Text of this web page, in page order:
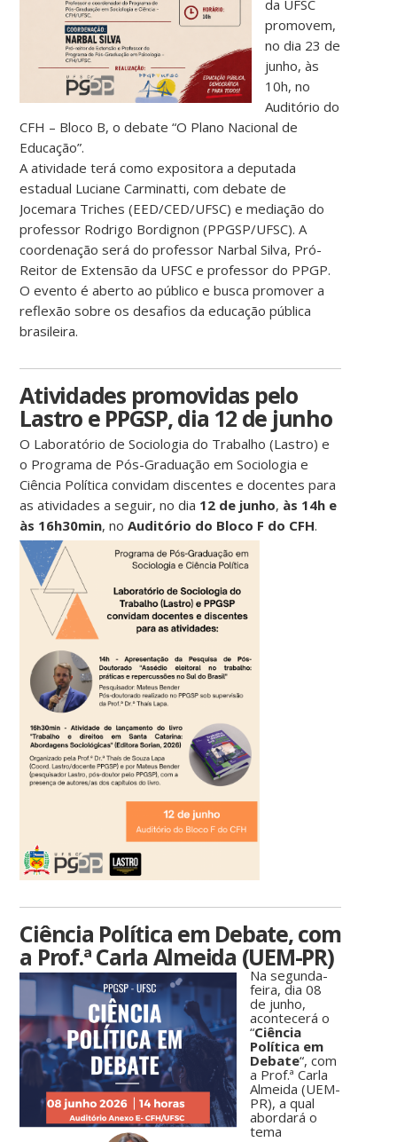
da UFSC
promovem,
no dia 23 de
junho, às
10h, no
Auditório do
CFH – Bloco B, o debate “O Plano Nacional de
Educação”.
A atividade terá como expositora a deputada
estadual Luciane Carminatti, com debate de
Jocemara Triches (EED/CED/UFSC) e mediação do
professor Rodrigo Bordignon (PPGSP/UFSC). A
coordenação será do professor Narbal Silva, Pró-
Reitor de Extensão da UFSC e professor do PPGP.
O evento é aberto ao público e busca promover a
reflexão sobre os desafios da educação pública
brasileira.
Atividades promovidas pelo
Lastro e PPGSP, dia 12 de junho
O Laboratório de Sociologia do Trabalho (Lastro) e
o Programa de Pós-Graduação em Sociologia e
Ciência Política convidam discentes e docentes para
as atividades a seguir, no dia 12 de junho, às 14h e
às 16h30min, noAuditório do Bloco F do CFH.
Ciência Política em Debate, com
a Prof.ª Carla Almeida (UEM-PR)
Na segunda-
feira, dia 08
de junho,
acontecerá o
“Ciência
Política em
Debate“, com
a Prof.ª Carla
Almeida (UEM-
PR), a qual
abordará o
tema